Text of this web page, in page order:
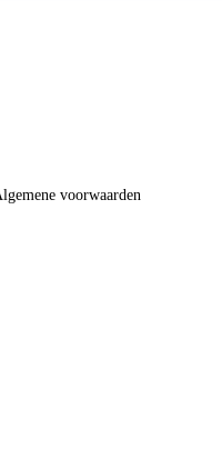
voorwaarden